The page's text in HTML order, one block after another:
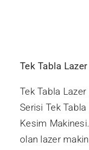
Tek Tabla
Tek Tabla Lazer
Serisi Tek
Kesim
olan lazer